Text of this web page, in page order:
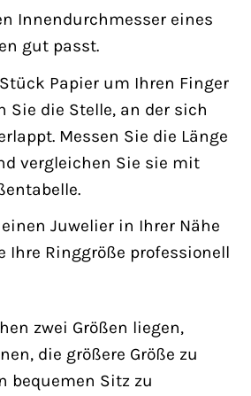
Innendurchmesser eines
gut passt.
Papier um Ihren Finger
Sie die Stelle, an der sich
Messen Sie die Länge
vergleichen Sie sie mit
Juwelier in Ihrer Nähe
Ihre Ringgröße professionell
zwei Größen liegen,
die größere Größe zu
bequemen Sitz zu